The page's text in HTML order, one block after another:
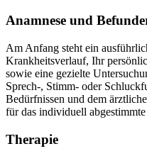
Anamnese und
Am Anfang steht ein
Krankheitsverlauf, Ihr
sowie eine gezielte
Sprech-, Stimm- oder
Bedürfnissen und dem
für das individuell
Therapie